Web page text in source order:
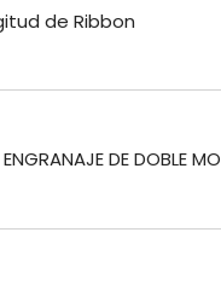
de Ribbon
DE DOBLE